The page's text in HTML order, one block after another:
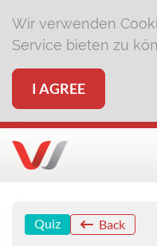
Wir verwenden
Service bieten zu
I AGREE
Quiz Back